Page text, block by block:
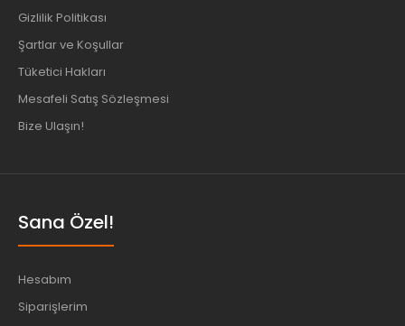
Gizlilik Politikası
Şartlar ve Koşullar
Tüketici Hakları
Mesafeli Satış Sözleşmesi
Bize Ulaşın!
Sana Özel!
Hesabım
Siparişlerim